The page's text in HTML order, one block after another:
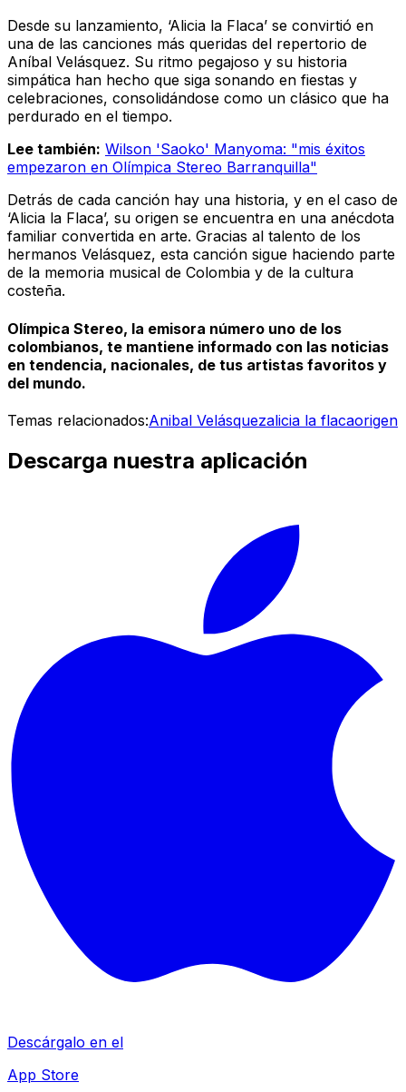
Desde su lanzamiento, ‘Alicia la Flaca’ se convirtió en
una de las canciones más queridas del repertorio de
Aníbal Velásquez. Su ritmo pegajoso y su historia
simpática han hecho que siga sonando en fiestas y
celebraciones, consolidándose como un clásico que ha
perdurado en el tiempo.
Lee también: Wilson 'Saoko' Manyoma: "mis éxitos
empezaron en Olímpica Stereo Barranquilla"
Detrás de cada canción hay una historia, y en el caso de
‘Alicia la Flaca’, su origen se encuentra en una anécdota
familiar convertida en arte. Gracias al talento de los
hermanos Velásquez, esta canción sigue haciendo parte
de la memoria musical de Colombia y de la cultura
costeña.
Olímpica Stereo, la emisora número uno de los
colombianos, te mantiene informado con las noticias
en tendencia, nacionales, de tus artistas favoritos y
del mundo.
Temas relacionados:Anibal Velásquezalicia la flacaorigen
Descarga nuestra aplicación
Descárgalo en el
App Store